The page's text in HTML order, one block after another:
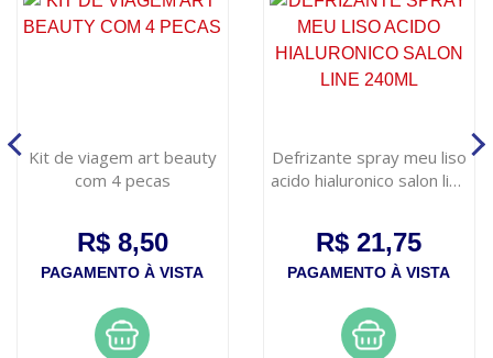
Kit de viagem art beauty
com 4 pecas
R$ 8,50
PAGAMENTO À VISTA
Defrizante spray meu liso
acido hialuronico salon line
R$ 21,75
PAGAMENTO À VISTA